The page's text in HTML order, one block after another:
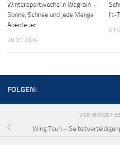
Wintersportwoche in Wagrain –
Sonne, Schnee und jede Menge
Abenteuer
28.01.2026
ft-
FOLGEN:
VORHERIGER
Wing Tsun –